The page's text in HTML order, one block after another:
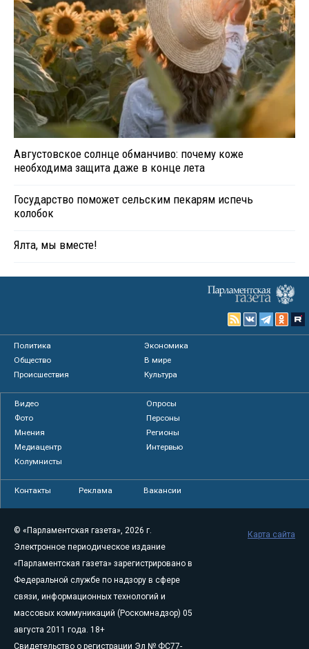
Августовское солнце обманчиво: почему коже
необходима защита даже в конце лета
Государство поможет сельским пекарям испечь
колобок
Ялта, мы вместе!
Политика
Экономика
Общество
В мире
Происшествия
Культура
Видео
Опросы
Фото
Персоны
Мнения
Регионы
Медиацентр
Интервью
Колумнисты
Контакты Реклама Вакансии
© «Парламентская газета», 2026 г.
Электронное периодическое издание
«Парламентская газета» зарегистрировано в
Федеральной службе по надзору в сфере
связи, информационных технологий и
массовых коммуникаций (Роскомнадзор) 05
августа 2011 года. 18+
Свидетельство о регистрации Эл № ФС77-
Карта сайта